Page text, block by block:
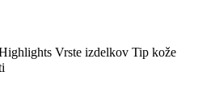
Vrste izdelkov Tip kože